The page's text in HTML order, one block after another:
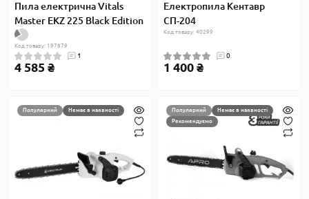
Пила електрична Vitals
Master EKZ 225 Black Edition
Код товару: 197879
1
4 585 ₴
Електропила Кентавр
СП-204
Код товару: 40299
0
1 400 ₴
Популярний Немає в наявності Популярний
Немає в наявності
Рекомендуємо